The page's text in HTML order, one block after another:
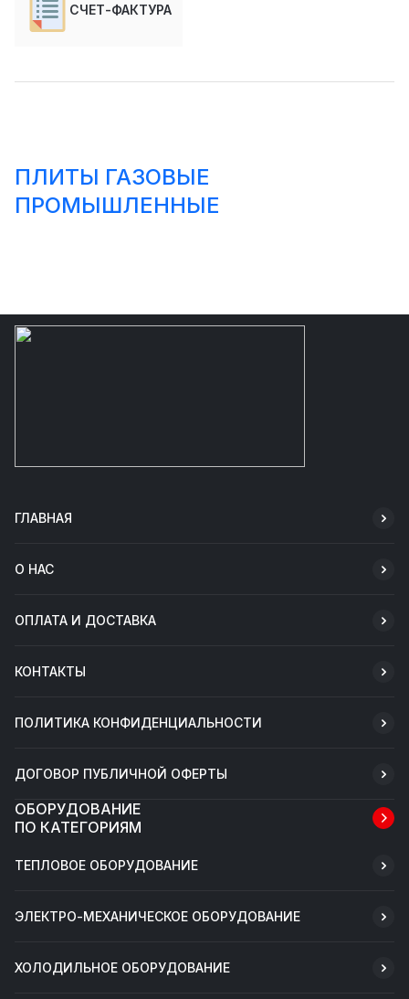
СЧЕТ-ФАКТУРА
ПЛИТЫ ГАЗОВЫЕ
ПРОМЫШЛЕННЫЕ
ГЛАВНАЯ
О НАС
ОПЛАТА И ДОСТАВКА
КОНТАКТЫ
ПОЛИТИКА КОНФИДЕНЦИАЛЬНОСТИ
ДОГОВОР ПУБЛИЧНОЙ ОФЕРТЫ
ОБОРУДОВАНИЕ
ПО КАТЕГОРИЯМ
ТЕПЛОВОЕ ОБОРУДОВАНИЕ
ЭЛЕКТРО-МЕХАНИЧЕСКОЕ ОБОРУДОВАНИЕ
ХОЛОДИЛЬНОЕ ОБОРУДОВАНИЕ